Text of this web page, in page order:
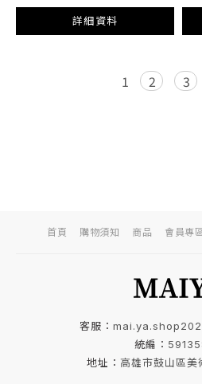
詳細資料
1 2 3
首頁 購物須知 商品 會員專
​客服：
統編：
地址： 高雄市鼓山區美